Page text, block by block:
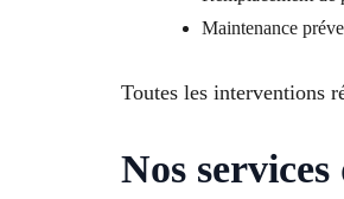
Maintenance
Toutes les interventions
Nos